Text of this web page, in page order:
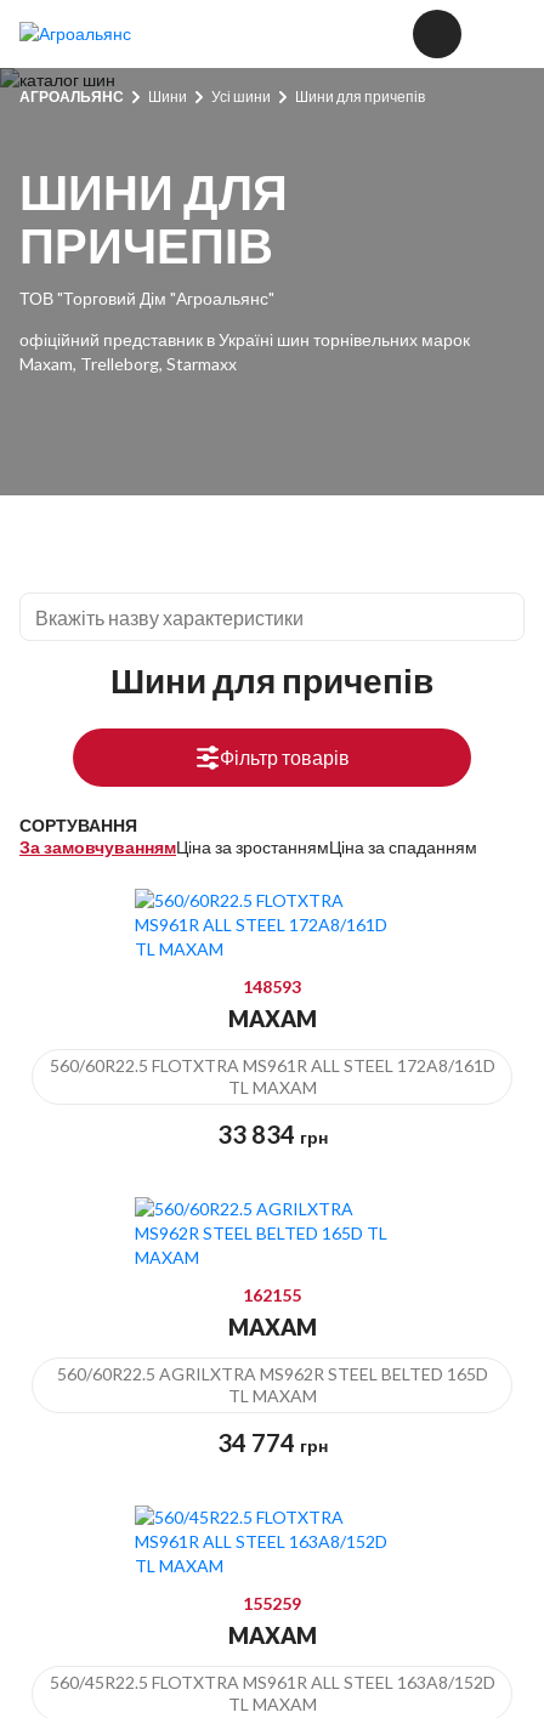
АГРОАЛЬЯНС Шини Усі шини Шини для причепів
ШИНИ ДЛЯ
ПРИЧЕПІВ
ТОВ "Торговий Дім "Агроальянс"
офіційний представник в Україні шин торнівельних марок
Maxam, Trelleborg, Starmaxx
Шини для причепів
Фільтр товарів
СОРТУВАННЯ
За замовчуваннямЦіна за зростаннямЦіна за спаданням
148593
MAXAM
560/60R22.5 FLOTXTRA MS961R ALL STEEL 172A8/161D
TL MAXAM
33 834 грн
162155
MAXAM
560/60R22.5 AGRILXTRA MS962R STEEL BELTED 165D
TL MAXAM
34 774 грн
155259
MAXAM
560/45R22.5 FLOTXTRA MS961R ALL STEEL 163A8/152D
TL MAXAM